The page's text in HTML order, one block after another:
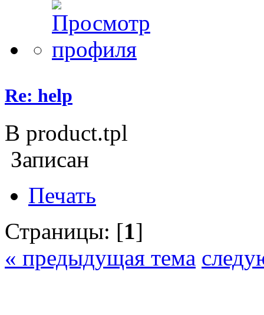
Re: help
В product.tpl
Записан
Печать
Страницы: [1]
« предыдущая тема